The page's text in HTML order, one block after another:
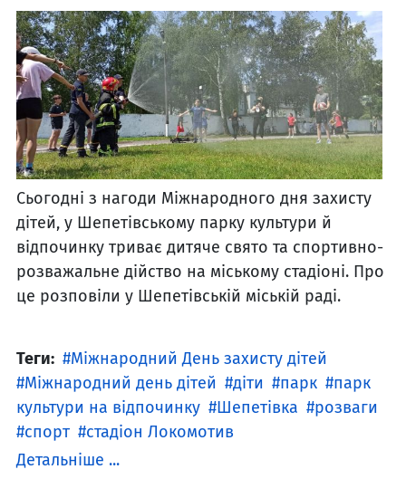
Сьогодні з нагоди Міжнародного дня захисту
дітей, у Шепетівському парку культури й
відпочинку триває дитяче свято та спортивно-
розважальне дійство на міському стадіоні. Про
це розповіли у Шепетівській міській раді.
Теги:
Міжнародний День захисту дітей
Міжнародний день дітей
діти парк
парк
культури на відпочинку
Шепетівка
розваги
спорт
стадіон Локомотив
Детальніше ...